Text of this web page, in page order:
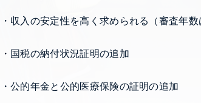
・収入の安定性を高く求められる（審査年
・国税の納付状況証明の追加
・公的年金と公的医療保険の証明の追加